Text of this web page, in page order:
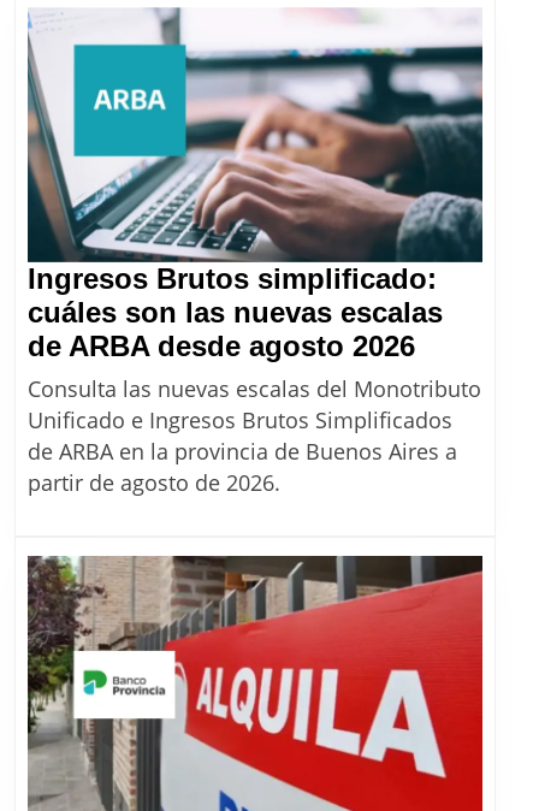
Ingresos Brutos simplificado:
cuáles son las nuevas escalas
de ARBA desde agosto 2026Ingresos
Brutos
cuáles
nuevas
escalas
de
desde
agosto
2026
Consulta las nuevas escalas del Monotributo
Unificado e Ingresos Brutos Simplificados
de ARBA en la provincia de Buenos Aires a
partir de agosto de 2026.